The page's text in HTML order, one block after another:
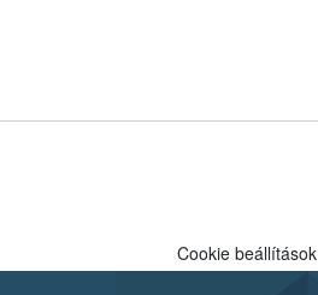
Cookie beállítások